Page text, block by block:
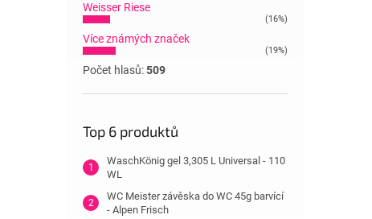
Weisser Riese
(16%)
Více známých značek
(19%)
Počet hlasů:509
Top 6 produktů
WaschKönig gel 3,305 L Universal - 110
WL
WC Meister závěska do WC 45g barvící
- Alpen Frisch